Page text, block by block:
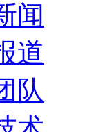
闻
道
队